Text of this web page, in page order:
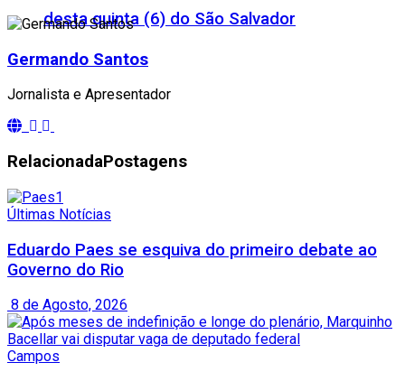
desta quinta (6) do São Salvador
Germando Santos
Jornalista e Apresentador
RelacionadaPostagens
Últimas Notícias
Eduardo Paes se esquiva do primeiro debate ao
Governo do Rio
8 de Agosto, 2026
Campos